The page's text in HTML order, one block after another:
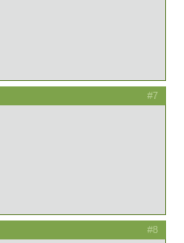
#7
#8